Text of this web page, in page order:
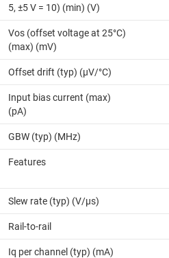
5, ±5 V = 10) (min) (V)
Vos (offset voltage at 25°C)
(max) (mV)
Offset drift (typ) (µV/°C)
Input bias current (max)
(pA)
GBW (typ) (MHz)
Features
Slew rate (typ) (V/µs)
Rail-to-rail
Iq per channel (typ) (mA)